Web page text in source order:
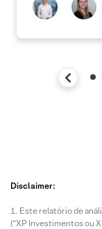
Disclaimer:
Este relatório de
(“XP Investimentos ou